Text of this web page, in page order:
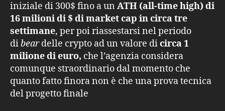
iniziale di 300$ fino a un ATH (all-time high) di
16 milioni di $ di market cap in circa tre
settimane, per poi riassestarsi nel periodo
dibeardelle crypto ad un valore dicirca 1
milione di euro, che l’agenzia considera
comunque straordinario dal momento che
quanto fatto finora non è che una prova tecnica
del progetto finale